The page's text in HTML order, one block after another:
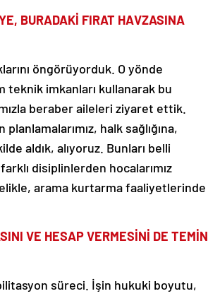
BURADAKİ FIRAT HAVZASINA
öngörüyorduk. O yönde
teknik imkanları kullanarak bu
beraber aileleri ziyaret ettik.
halk sağlığına,
aldık, alıyoruz. Bunları belli
disiplinlerden hocalarımız
arama kurtarma faaliyetlerinde
VE HESAP VERMESİNİ DE TEMİN
süreci. İşin hukuki boyutu,